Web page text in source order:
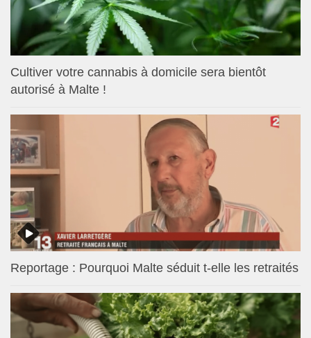
Cultiver votre cannabis à domicile sera bientôt
autorisé à Malte !
Reportage : Pourquoi Malte séduit t-elle les retraités